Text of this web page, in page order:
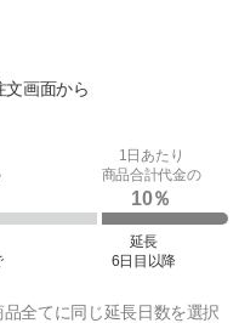
文画面から
1日あたり
商品合計代金の
10％
延長
6日目以降
全てに同じ延長日数を選択